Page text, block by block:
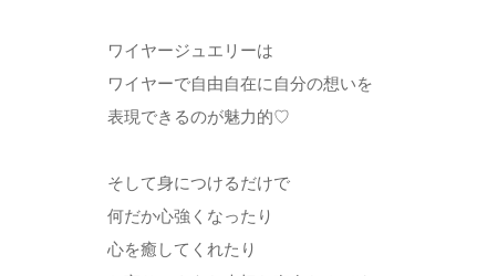
ワイヤージュエリーは
ワイヤーで自由自在に自分の想いを
表現できるのが魅力的♡
そして身につけるだけで
何だか心強くなったり
心を癒してくれたり